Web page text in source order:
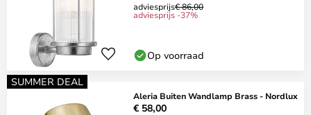
adviesprijs€ 86,00
adviesprijs -37%
Op voorraad
SUMMER DEAL
Aleria Buiten Wandlamp Brass - Nordlux
€ 58,00